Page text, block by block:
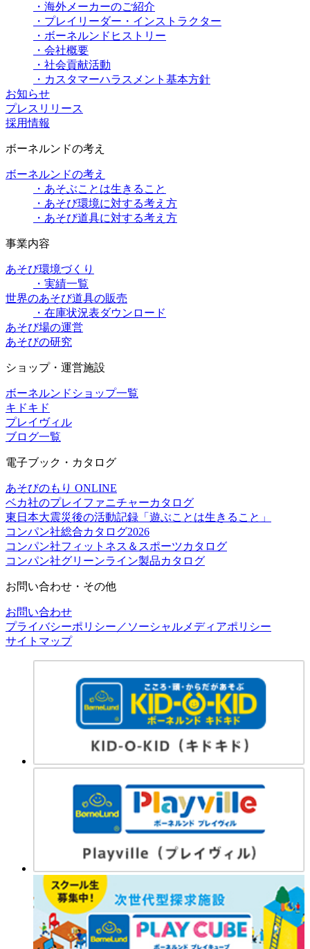
・海外メーカーのご紹介
・プレイリーダー・インストラクター
・ボーネルンドヒストリー
・会社概要
・社会貢献活動
・カスタマーハラスメント基本方針
お知らせ
プレスリリース
採用情報
ボーネルンドの考え
ボーネルンドの考え
・あそぶことは生きること
・あそび環境に対する考え方
・あそび道具に対する考え方
事業内容
あそび環境づくり
・実績一覧
世界のあそび道具の販売
・在庫状況表ダウンロード
あそび場の運営
あそびの研究
ショップ・運営施設
ボーネルンドショップ一覧
キドキド
プレイヴィル
ブログ一覧
電子ブック・カタログ
あそびのもり ONLINE
ベカ社のプレイファニチャーカタログ
東日本大震災後の活動記録「遊ぶことは生きること」
コンパン社総合カタログ2026
コンパン社フィットネス＆スポーツカタログ
コンパン社グリーンライン製品カタログ
お問い合わせ・その他
お問い合わせ
プライバシーポリシー／ソーシャルメディアポリシー
サイトマップ